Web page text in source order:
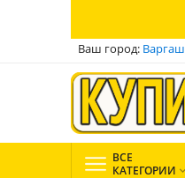
Ваш город:
ВСЕ
КАТЕГОРИИ 